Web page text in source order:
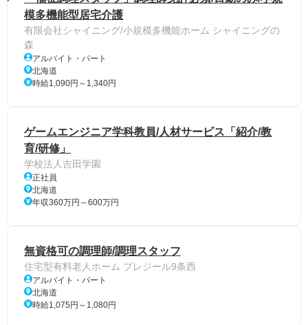
模多機能型居宅介護
有限会社シャイニング/小規模多機能ホーム シャイニングの
森
アルバイト・パート
北海道
時給1,090円～1,340円
ゲームエンジニア学科教員/人材サービス「紹介/教
育/研修」
学校法人吉田学園
正社員
北海道
年収360万円～600万円
無資格可の調理師/調理スタッフ
住宅型有料老人ホーム プレジール9条西
アルバイト・パート
北海道
時給1,075円～1,080円